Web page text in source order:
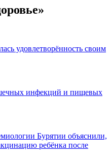
удовлетворённость своим
инфекций и пищевых
Бурятии объяснили,
ребёнка после